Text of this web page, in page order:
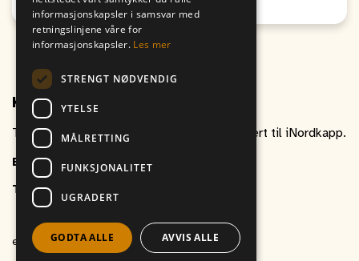
Honningsvåg
Kontakt oss
Ta gjerne kontakt om du har spørsmål relatert til iNordkapp.
E-post
inordkapp@vitikka.no
Telefon
et produkt avVitikka AS
informasjonskapsler i samsvar med
retningslinjene våre for
informasjonskapsler. Les mer
STRENGT NØDVENDIG
YTELSE
MÅLRETTING
FUNKSJONALITET
UGRADERT
GODTA ALLE AVVIS ALLE